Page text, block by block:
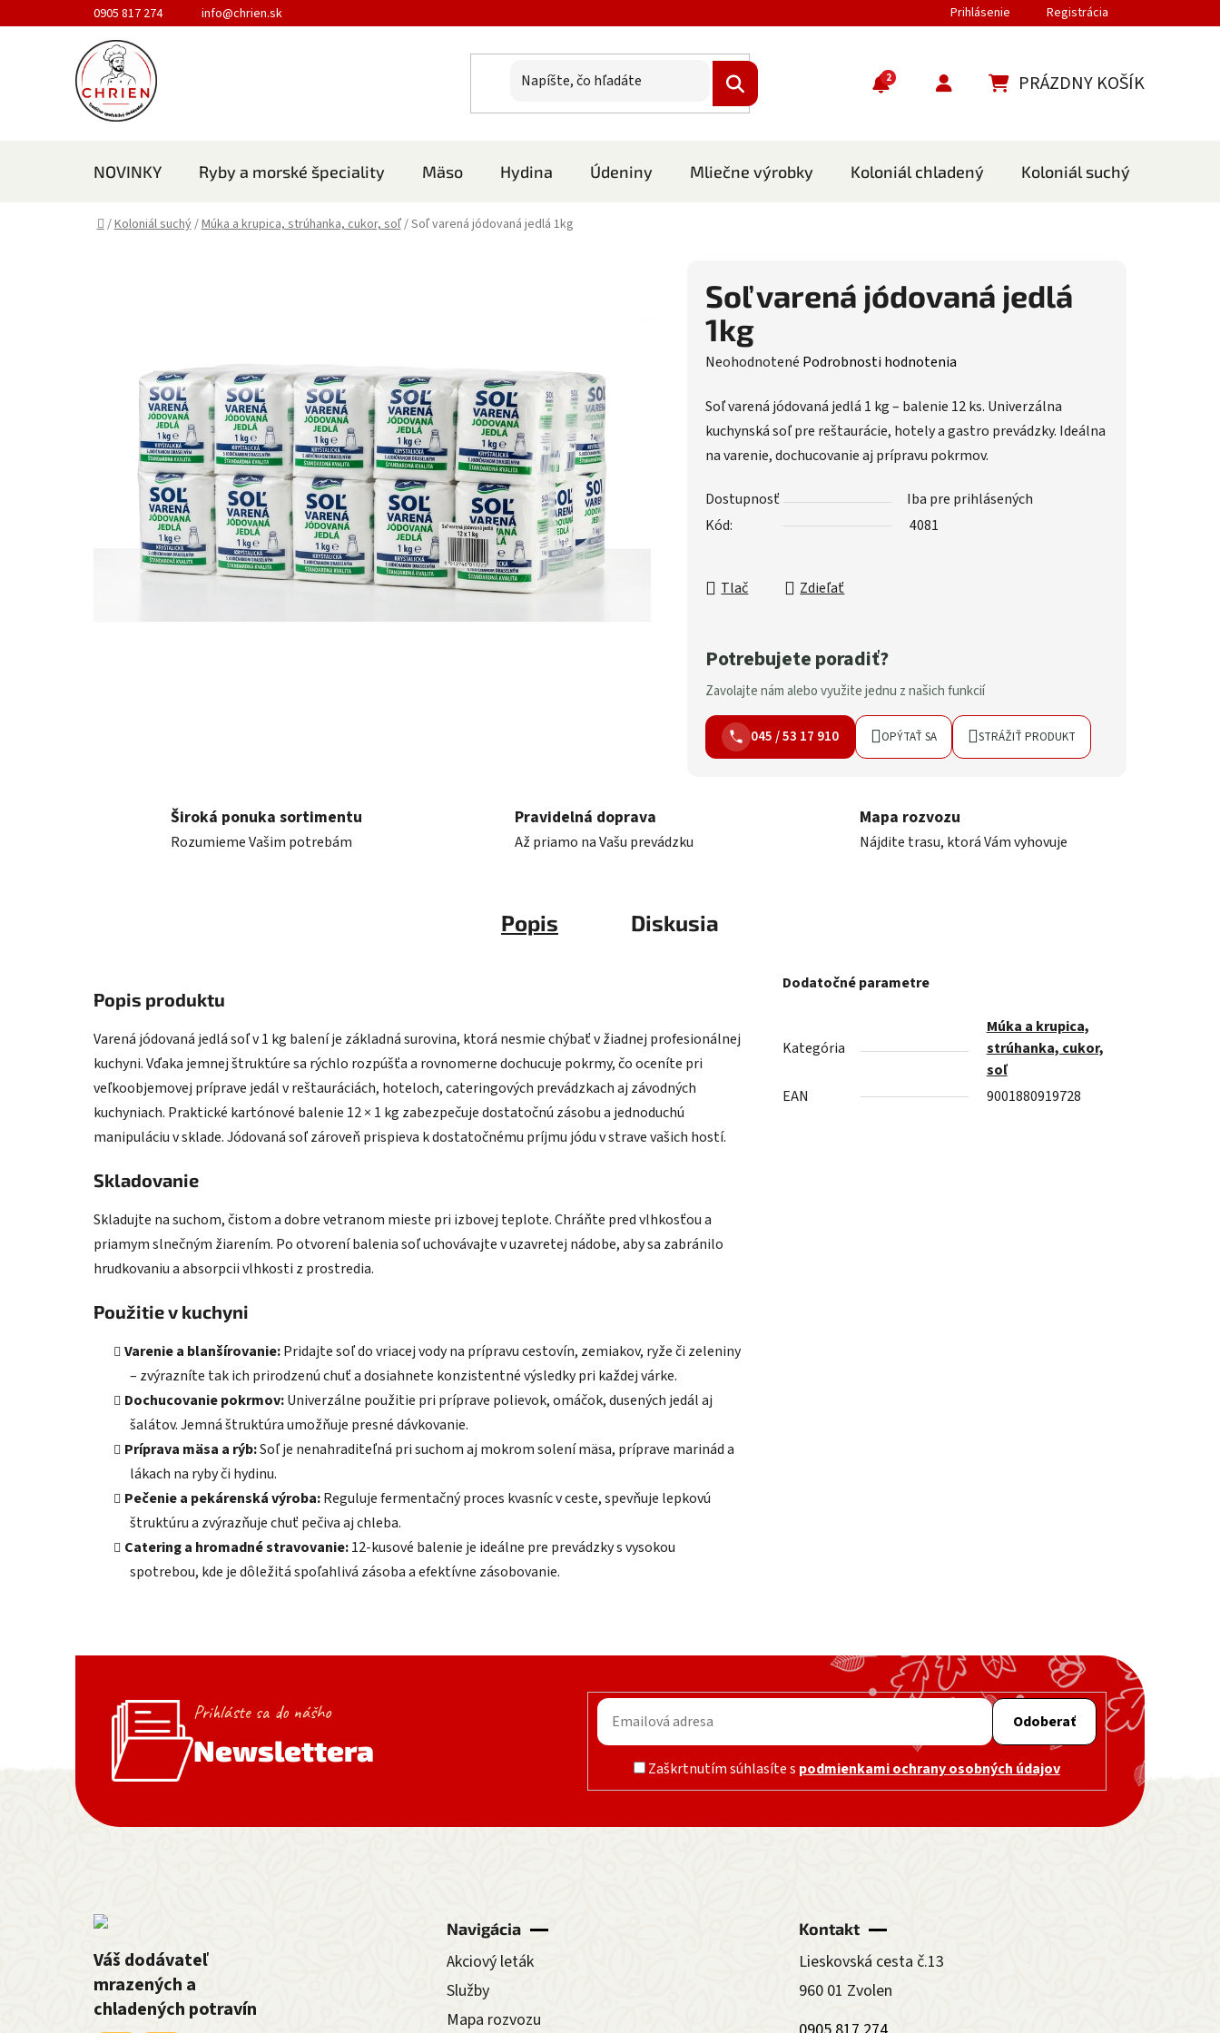
Prejsť na obsah0905 817 274 info@chrien.sk Prihlásenie Registrácia
2 PRÁZDNY KOŠÍK
NOVINKY Ryby a morské špeciality Mäso Hydina Údeniny Mliečne výrobky Koloniál chladený Koloniál suchý
Domov
/Koloniál suchý/Múka a krupica, strúhanka, cukor, soľ/Soľ varená jódovaná jedlá 1kg
Soľ varená jódovaná jedlá
1kg
Priemerné hodnotenie produktu je 0,0 z 5 hviezdičiek.
Neohodnotené Podrobnosti hodnotenia
Soľ varená jódovaná jedlá 1 kg – balenie 12 ks. Univerzálna
kuchynská soľ pre reštaurácie, hotely a gastro prevádzky. Ideálna
na varenie, dochucovanie aj prípravu pokrmov.
Dostupnosť
Iba pre prihlásených
Kód:
4081
Tlač Zdieľať
Potrebujete poradiť?
Zavolajte nám alebo využite jednu z našich funkcií
045 / 53 17 910 OPÝTAŤ SA STRÁŽIŤ PRODUKT
Široká ponuka sortimentu
Rozumieme Vašim potrebám
Pravidelná doprava
Až priamo na Vašu prevádzku
Mapa rozvozu
Nájdite trasu, ktorá Vám vyhovuje
Popis Diskusia
Popis produktu
Varená jódovaná jedlá soľ v 1 kg balení je základná surovina, ktorá nesmie chýbať v žiadnej profesionálnej
kuchyni. Vďaka jemnej štruktúre sa rýchlo rozpúšťa a rovnomerne dochucuje pokrmy, čo oceníte pri
veľkoobjemovej príprave jedál v reštauráciách, hoteloch, cateringových prevádzkach aj závodných
kuchyniach. Praktické kartónové balenie 12 × 1 kg zabezpečuje dostatočnú zásobu a jednoduchú
manipuláciu v sklade. Jódovaná soľ zároveň prispieva k dostatočnému príjmu jódu v strave vašich hostí.
Skladovanie
Skladujte na suchom, čistom a dobre vetranom mieste pri izbovej teplote. Chráňte pred vlhkosťou a
priamym slnečným žiarením. Po otvorení balenia soľ uchovávajte v uzavretej nádobe, aby sa zabránilo
hrudkovaniu a absorpcii vlhkosti z prostredia.
Použitie v kuchyni
Varenie a blanšírovanie:Pridajte soľ do vriacej vody na prípravu cestovín, zemiakov, ryže či zeleniny
– zvýrazníte tak ich prirodzenú chuť a dosiahnete konzistentné výsledky pri každej várke.
Dochucovanie pokrmov:Univerzálne použitie pri príprave polievok, omáčok, dusených jedál aj
šalátov. Jemná štruktúra umožňuje presné dávkovanie.
Príprava mäsa a rýb:Soľ je nenahraditeľná pri suchom aj mokrom solení mäsa, príprave marinád a
lákach na ryby či hydinu.
Pečenie a pekárenská výroba:Reguluje fermentačný proces kvasníc v ceste, spevňuje lepkovú
štruktúru a zvýrazňuje chuť pečiva aj chleba.
Catering a hromadné stravovanie:12-kusové balenie je ideálne pre prevádzky s vysokou
spotrebou, kde je dôležitá spoľahlivá zásoba a efektívne zásobovanie.
Dodatočné parametre
Kategória
Múka a krupica,
strúhanka, cukor,
soľ
EAN
9001880919728
Prihláste sa do nášho
Newslettera
Odoberať
Zaškrtnutím súhlasíte s podmienkami ochrany osobných údajov
Zápätie
Váš dodávateľ
mrazených a
chladených potravín
Navigácia
Akciový leták
Služby
Mapa rozvozu
Kontakt
Lieskovská cesta č.13
960 01 Zvolen